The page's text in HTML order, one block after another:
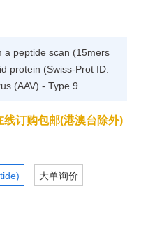
a peptide scan (15mers
protein (Swiss-Prot ID:
(AAV) - Type 9.
线订购包邮(港澳台除外)
大单询价